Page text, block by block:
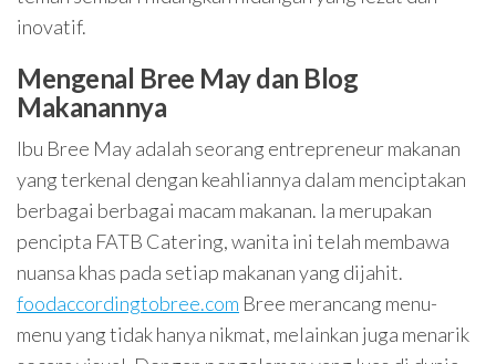
inovatif.
Mengenal Bree May dan Blog
Makanannya
Ibu Bree May adalah seorang entrepreneur makanan
yang terkenal dengan keahliannya dalam menciptakan
berbagai berbagai macam makanan. Ia merupakan
pencipta FATB Catering, wanita ini telah membawa
nuansa khas pada setiap makanan yang dijahit.
foodaccordingtobree.com Bree merancang menu-
menu yang tidak hanya nikmat, melainkan juga menarik